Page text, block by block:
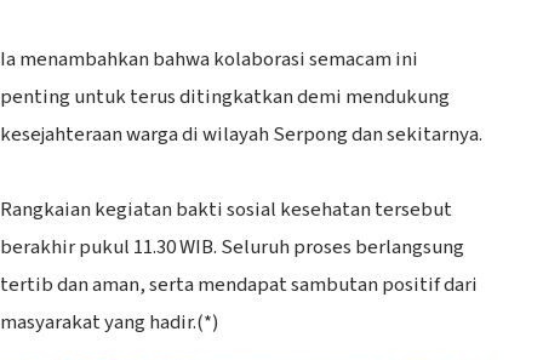
‎Ia menambahkan bahwa kolaborasi semacam ini
penting untuk terus ditingkatkan demi mendukung
kesejahteraan warga di wilayah Serpong dan sekitarnya.
‎Rangkaian kegiatan bakti sosial kesehatan tersebut
berakhir pukul 11.30 WIB. Seluruh proses berlangsung
tertib dan aman, serta mendapat sambutan positif dari
masyarakat yang hadir.(*)